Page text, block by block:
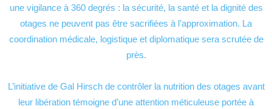
une vigilance à 360 degrés : la sécurité, la santé et la dignité des
otages ne peuvent pas être sacrifiées à l’approximation. La
coordination médicale, logistique et diplomatique sera scrutée de
près.
L’initiative de Gal Hirsch de contrôler la nutrition des otages avant
leur libération témoigne d’une attention méticuleuse portée à